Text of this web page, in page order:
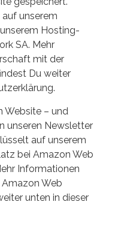
unserem
Hosting-
SA. Mehr
mit der
Du weiter
Website – und
unseren Newsletter
auf unserem
bei Amazon Web
Informationen
Web
unten in dieser